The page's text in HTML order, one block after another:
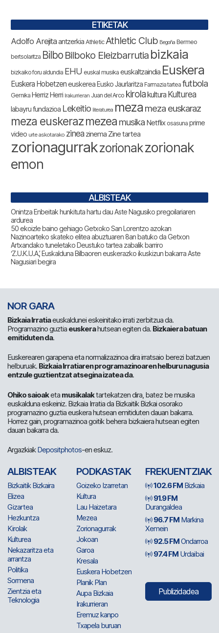
ETIKETAK
Adolfo Arejitaantzerkia Athletic Athletic Club Begoña Bermeo
bertsolaritza Bilbo Bilboko Eleizbarrutia bizkaia
bizkaiko foru aldundia EHU euskal musika euskaltzaindia Euskera
Euskera Hobetzeneuskerea Eusko Jaurlaritza Farmazia tartea futbola
Gernika Herriz Herri Irakurrieran Juan del Arco kirolakultura Kulturea
labayru fundazioa Lekeitio literaturea meza meza euskaraz
meza euskerazmezea musika Netflix osasuna prime
video urte askotarako zinea zinema Zine tartea
zorionagurrakzorionakzorionak
emon
ALBISTEAK
Onintza Enbeitak hunkituta hartu dau Aste Nagusiko pregoilariaren
ardurea
50 ekoizle baino gehiago Getxoko San Lorentzo azokan
Nazinoarteko skateko elitea abuztuaren 8an batuko da Getxon
Artxandako tuneletako Deustuko tartea zabalik barriro
‘Z.U.K.U.A.’, Euskalduna Bilbaoren euskerazko ikuskizun bakarra Aste
Nagusiari begira
NOR GARA
Bizkaia Irratiaeuskaldunei eskeinitako irrati zerbitzua da.
Programazino guztia euskerahutsean egiten da. Bizkaiera batuan
emitiduten da.
Euskerearen garapena eta normalizazinoa dira irratsaio berezi batzuen
helburuak. Bizkaia Irratiaren programazinoaren helburu nagusia
entzule guztientzat atsegina izatea da.
Ohiko saioaketa musikalaktartekatzen dira, batez be musika
euskalduna eskeiniz. Bizkaia Irratia da Bizkaitik Bizkai osorako
programazino guztia euskera hutsean emitiduten dauan bakarra.
Horrez gain, programazinoa goitik behera bizkaiera hutsean egiten
dauan bakarra da.
ArgazkiakDepositphotos-en eskuz.
ALBISTEAK
Bizkaitik Bizkaira
Elizea
Gizartea
Hezkuntza
Kirolak
Kulturea
Nekazaritza eta
arrantza
Politika
Sormena
Zientzia eta
Teknologia
PODKASTAK
Goizeko Izarretan
Kultura
Lau Haizetara
Mezea
Zorionagurrak
Jokoan
Garoa
Kresala
Euskera Hobetzen
Planik Plan
Aupa Bizkaia
Irakurrieran
Eremuz kanpo
Txapela buruan
FREKUENTZIAK
102.6 FM Bizkaia
91.9 FM
Durangaldea
96.7 FM Markina
Xemein
92.5 FMOndarroa
97.4 FM Urdaibai
Publizidadea